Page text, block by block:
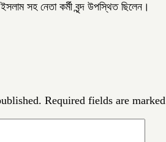
সহ নেতা কর্মী বৃন্দ উপস্থিত ছিলেন।
Required fields are marked